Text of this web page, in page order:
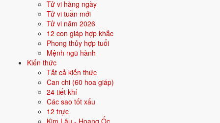
Tử vi hàng ngày
Tử vi tuần mới
Tử vi năm 2026
12 con giáp hợp khắc
Phong thủy hợp tuổi
Mệnh ngũ hành
Kiến thức
Tất cả kiến thức
Can chi (60 hoa giáp)
24 tiết khí
Các sao tốt xấu
12 trực
Kim Lâu - Hoang Ốc
Khi đặt tên cho người sinh năm
bộ chữ Hán thuộc hành bản mệnh hoặc hành tương sinh; tránh bộ chữ
thuộc hành tương khắc. Dưới đây là gợi ý cho
👧 Nữ
Gợi ý tên đẹp cho Nam mệnh Thổ:
Đại Phong Hoàng Sơn
Sinh năm 1961 hợp gì - kỵ gì